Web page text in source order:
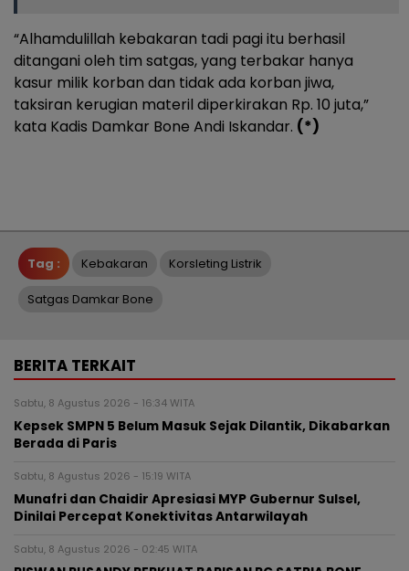
“Alhamdulillah kebakaran tadi pagi itu berhasil
ditangani oleh tim satgas, yang terbakar hanya
kasur milik korban dan tidak ada korban jiwa,
taksiran kerugian materil diperkirakan Rp. 10 juta,”
kata Kadis Damkar Bone Andi Iskandar. (*)
Tag : Kebakaran Korsleting Listrik
Satgas Damkar Bone
BERITA TERKAIT
Sabtu, 8 Agustus 2026 - 16:34 WITA
Kepsek SMPN 5 Belum Masuk Sejak Dilantik, Dikabarkan
Berada di Paris
Sabtu, 8 Agustus 2026 - 15:19 WITA
Munafri dan Chaidir Apresiasi MYP Gubernur Sulsel,
Dinilai Percepat Konektivitas Antarwilayah
Sabtu, 8 Agustus 2026 - 02:45 WITA